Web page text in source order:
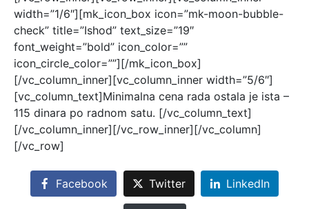
width=”1/6″][mk_icon_box icon=”mk-moon-bubble-
check” title=”Ishod” text_size=”19″
font_weight=”bold” icon_color=””
icon_circle_color=””][/mk_icon_box]
[/vc_column_inner][vc_column_inner width=”5/6″]
[vc_column_text]Minimalna cena rada ostala je ista –
115 dinara po radnom satu. [/vc_column_text]
[/vc_column_inner][/vc_row_inner][/vc_column]
[/vc_row]
Facebook Twitter LinkedIn